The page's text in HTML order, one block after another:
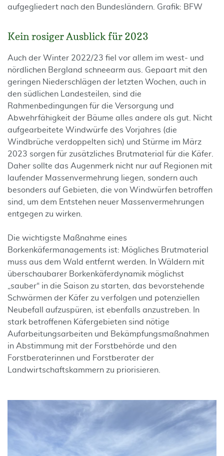
aufgegliedert nach den Bundesländern. Grafik: BFW
Kein rosiger Ausblick für 2023
Auch der Winter 2022/23 fiel vor allem im west- und
nördlichen Bergland schneearm aus. Gepaart mit den
geringen Niederschlägen der letzten Wochen, auch in
den südlichen Landesteilen, sind die
Rahmenbedingungen für die Versorgung und
Abwehrfähigkeit der Bäume alles andere als gut. Nicht
aufgearbeitete Windwürfe des Vorjahres (die
Windbrüche verdoppelten sich) und Stürme im März
2023 sorgen für zusätzliches Brutmaterial für die Käfer.
Daher sollte das Augenmerk nicht nur auf Regionen mit
laufender Massenvermehrung liegen, sondern auch
besonders auf Gebieten, die von Windwürfen betroffen
sind, um dem Entstehen neuer Massenvermehrungen
entgegen zu wirken.
Die wichtigste Maßnahme eines
Borkenkäfermanagements ist: Mögliches Brutmaterial
muss aus dem Wald entfernt werden. In Wäldern mit
überschaubarer Borkenkäferdynamik möglichst
„sauber“ in die Saison zu starten, das bevorstehende
Schwärmen der Käfer zu verfolgen und potenziellen
Neubefall aufzuspüren, ist ebenfalls anzustreben. In
stark betroffenen Käfergebieten sind nötige
Aufarbeitungsarbeiten und Bekämpfungsmaßnahmen
in Abstimmung mit der Forstbehörde und den
Forstberaterinnen und Forstberater der
Landwirtschaftskammern zu priorisieren.